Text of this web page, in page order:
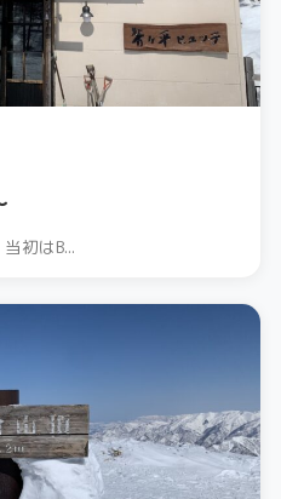
初はB...